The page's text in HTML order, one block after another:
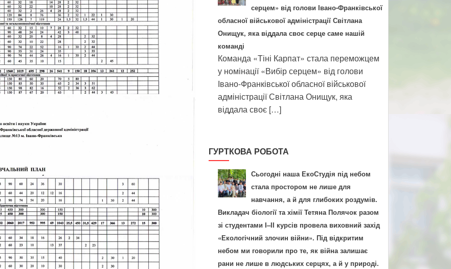
серцем» від голови Івано-Франківської
обласної військової адміністрації Світлана
Онищук, яка віддала своє серце саме нашій
команді
Команда «Тіні Карпат» стала переможцем
у номінації «Вибір серцем» від голови
Івано-Франківської обласної військової
адміністрації Світлана Онищук, яка
віддала своє […]
ГУРТКОВА РОБОТА
Сьогодні наша ЕкоСтудія під небом
стала простором не лише для
навчання, а й для глибоких роздумів.
Викладач біології та хімії Тетяна Полячок разом
зі студентами І–ІІ курсів провела виховний захід
«Екологічний злочин війни». Під відкритим
небом ми говорили про те, як війна залишає
рани не лише в людських серцях, а й у природі.